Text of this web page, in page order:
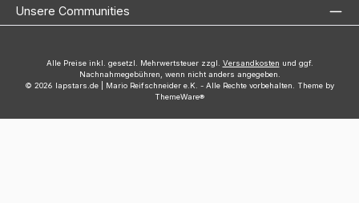
Unsere Communities
Alle Preise inkl. gesetzl. Mehrwertsteuer zzgl. Versandkosten und ggf.
Nachnahmegebühren, wenn nicht anders angegeben.
© 2026 lapstars.de | Mario Reifschneider e.K. - Alle Rechte vorbehalten. Theme by
ThemeWare®